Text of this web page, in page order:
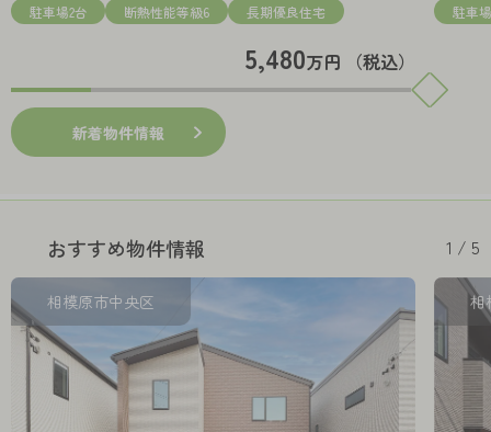
駐車場2台 断熱性能等級6 長期優良住宅
5,480万円 （税込）
駐車
新着物件情報
おすすめ物件情報 1 / 5